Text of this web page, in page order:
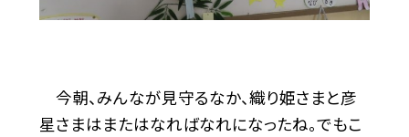
今朝、みんなが見守るなか、織り姫さまと彦
星さまはまたはなればなれになったね。でもこ